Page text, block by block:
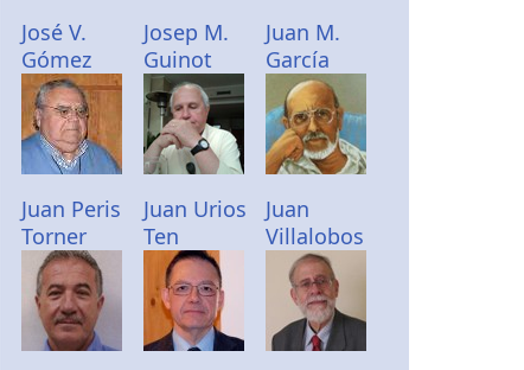
José V.
Gómez
Josep M.
Guinot
Juan M.
García
Juan Peris
Torner
Juan Urios
Ten
Juan
Villalobos